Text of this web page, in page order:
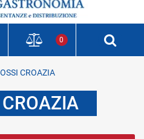
0
CROAZIA